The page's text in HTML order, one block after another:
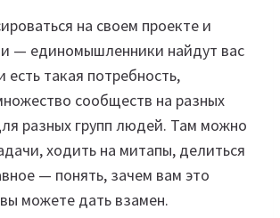
на своем проекте и
— единомышленники найдут вас
есть такая потребность,
сообществ на разных
разных групп людей. Там можно
ходить на митапы, делиться
— понять, зачем вам это
можете дать взамен.